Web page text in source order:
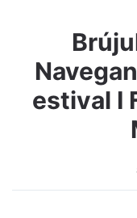
estival I